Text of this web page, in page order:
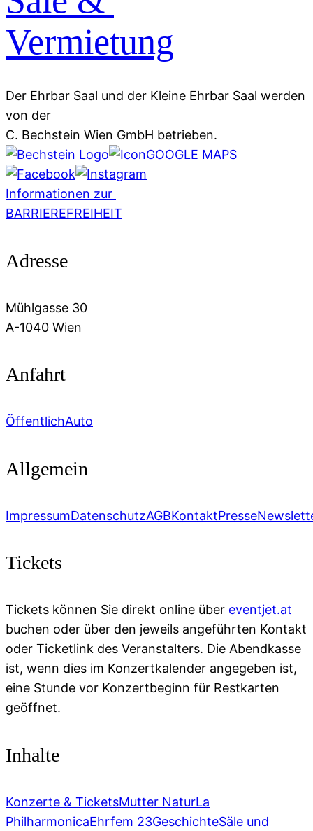
Vermietung
Der Ehrbar Saal und der Kleine Ehrbar Saal werden
von der
C. Bechstein Wien GmbH betrieben.
GOOGLE MAPS
Informationen zur
BARRIEREFREIHEIT
Adresse
Mühlgasse 30
A-1040 Wien
Anfahrt
ÖffentlichAuto
Allgemein
ImpressumDatenschutzAGBKontaktPresse
Tickets
Tickets können Sie direkt online über eventjet.at
buchen oder über den jeweils angeführten Kontakt
oder Ticketlink des Veranstalters. Die Abendkasse
ist, wenn dies im Konzertkalender angegeben ist,
eine Stunde vor Konzertbeginn für Restkarten
geöffnet.
Inhalte
Konzerte & TicketsMutter NaturLa
PhilharmonicaEhrfem 23GeschichteSäle und